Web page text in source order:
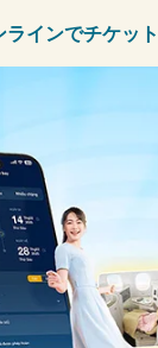
ラインでチケッ